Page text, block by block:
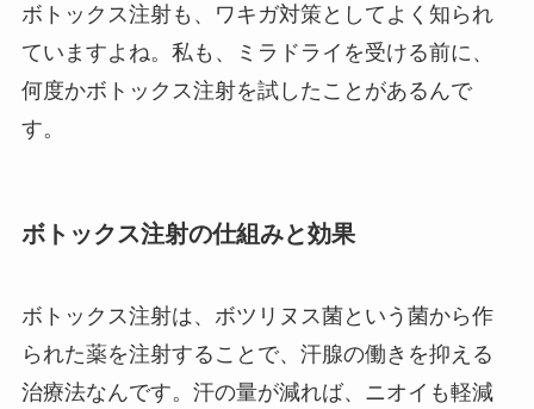
ボトックス注射も、ワキガ対策としてよく知られ
ていますよね。私も、ミラドライを受ける前に、
何度かボトックス注射を試したことがあるんで
す。
ボトックス注射の仕組みと効果
ボトックス注射は、ボツリヌス菌という菌から作
られた薬を注射することで、汗腺の働きを抑える
治療法なんです。汗の量が減れば、ニオイも軽減